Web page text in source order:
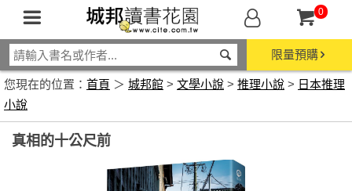
0
限量預購
您現在的位置： 首頁 ＞ 城邦館 > 文學小說 > 推理小說 > 日本推理
小說
真相的十公尺前